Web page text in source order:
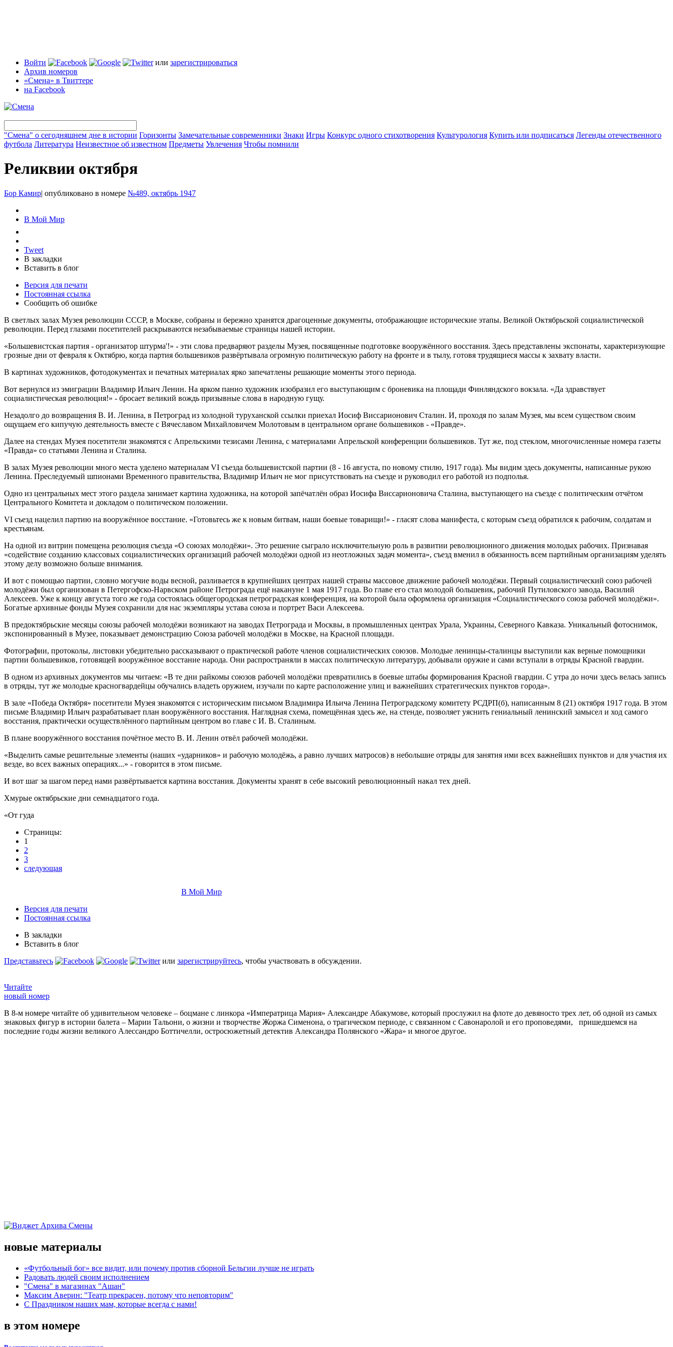
Войти или зарегистрироваться
Архив номеров
«Смена» в Твиттере
на Facebook
"Смена" о сегодняшнем дне в истории Горизонты Замечательные современники Знаки Игры Конкурс одного стихотворения Культурология Купить или подписаться Легенды отечественного
футбола Литература Неизвестное об известном Предметы Увлечения Чтобы помнили
Реликвии октября
Бор Камир| опубликовано в номере №489, октябрь 1947
В Мой Мир
Tweet
В закладки
Вставить в блог
Версия для печати
Постоянная ссылка
Сообщить об ошибке
В светлых залах Музея революции СССР, в Москве, собраны и бережно хранятся драгоценные документы, отображающие исторические этапы. Великой Октябрьской социалистической
революции. Перед глазами посетителей раскрываются незабываемые страницы нашей истории.
«Большевистская партия - организатор штурма'!» - эти слова предваряют разделы Музея, посвященные подготовке вооружённого восстания. Здесь представлены экспонаты, характеризующие
грозные дни от февраля к Октябрю, когда партия большевиков развёртывала огромную политическую работу на фронте и в тылу, готовя трудящиеся массы к захвату власти.
В картинах художников, фотодокументах и печатных материалах ярко запечатлены решающие моменты этого периода.
Вот вернулся из эмиграции Владимир Ильич Ленин. На ярком панно художник изобразил eгo выступающим с броневика на площади Финляндского вокзала. «Да здравствует
социалистическая революция!» - бросает великий вождь призывные слова в народную гущу.
Незадолго до возвращения В. И. Ленина, в Петроград из холодной туруханской ссылки приехал Иосиф Виссарионович Сталин. И, проходя по залам Музея, мы всем существом своим
ощущаем его кипучую деятельность вместе с Вячеславом Михайловичем Молотовым в центральном органе большевиков - «Правде».
Далее на стендах Музея посетители знакомятся с Апрельскими тезисами Ленина, с материалами Апрельской конференции большевиков. Тут же, под стеклом, многочисленные номера газеты
«Правда» со статьями Ленина и Сталина.
В залах Музея революции много места уделено материалам VI съезда большевистской партии (8 - 16 августа, по новому стилю, 1917 года). Мы видим здесь документы, написанные рукою
Ленина. Преследуемый шпионами Временного правительства, Владимир Ильич не мог присутствовать на съезде и руководил его работой из подполья.
Одно из центральных мест этого раздела занимает картина художника, на которой запёчатлён образ Иосифа Виссарионовича Сталина, выступающего на съезде с политическим отчётом
Центрального Комитета и докладом о политическом положении.
VI съезд нацелил партию на вооружённое восстание. «Готовьтесь же к новым битвам, наши боевые товарищи!» - гласят слова манифеста, с которым съезд обратился к рабочим, солдатам и
крестьянам.
На одной из витрин помещена резолюция съезда «О союзах молодёжи». Это решение сыграло исключительную роль в развитии революционного движения молодых рабочих. Признавая
«содействие созданию классовых социалистических организаций рабочей молодёжи одной из неотложных задач момента», съезд вменил в обязанность всем партийным организациям уделять
этому делу возможно больше внимания.
И вот с помощью партии, словно могучие воды весной, разливается в крупнейших центрах нашей страны массовое движение рабочей молодёжи. Первый социалистический союз рабочей
молодёжи был организован в Петергофско-Нарвском районе Петрограда ещё накануне 1 мая 1917 года. Во главе его стал молодой большевик, рабочий Путиловского завода, Василий
Алексеев. Уже к концу августа того же года состоялась общегородская петроградская конференция, на которой была оформлена организация «Социалистического союза рабочей молодёжи».
Богатые архивные фонды Музея сохранили для нас экземпляры устава союза и портрет Васи Алексеева.
В предоктябрьские месяцы союзы рабочей молодёжи возникают на заводах Петрограда и Москвы, в промышленных центрах Урала, Украины, Северного Кавказа. Уникальный фотоснимок,
экспонированный в Музее, показывает демонстрацию Союза рабочей молодёжи в Москве, на Красной площади.
Фотографии, протоколы, листовки убедительно рассказывают о практической работе членов социалистических союзов. Молодые ленинцы-сталинцы выступили как верные помощники
партии большевиков, готовящей вооружённое восстание народа. Они распространяли в массах политическую литературу, добывали оружие и сами вступали в отряды Красной гвардии.
В одном из архивных документов мы читаем: «В те дни райкомы союзов рабочей молодёжи превратились в боевые штабы формирования Красной гвардии. С утра до ночи здесь велась запись
в отряды, тут же молодые красногвардейцы обучались владеть оружием, изучали по карте расположение улиц и важнейших стратегических пунктов города».
В зале «Победа Октября» посетители Музея знакомятся с историческим письмом Владимира Ильича Ленина Петроградскому комитету РСДРП(б), написанным 8 (21) октября 1917 года. В этом
письме Владимир Ильич разрабатывает план вооружённого восстания. Наглядная схема, помещённая здесь же, на стенде, позволяет уяснить гениальный ленинский замысел и ход самого
восстания, практически осуществлённого партийным центром во главе с И. В. Сталиным.
В плане вооружённого восстания почётное место В. И. Ленин отвёл рабочей молодёжи.
«Выделить самые решительные элементы (наших «ударников» и рабочую молодёжь, а равно лучших матросов) в небольшие отряды для занятия ими всех важнейших пунктов и для участия их
везде, во всех важных операциях...» - говорится в этом письме.
И вот шаг за шагом перед нами развёртывается картина восстания. Документы хранят в себе высокий революционный накал тех дней.
Хмурые октябрьские дни семнадцатого года.
«От гуда
Страницы:
1
2
3
следующая
В Мой Мир
Версия для печати
Постоянная ссылка
В закладки
Вставить в блог
Представьтесь
или зарегистрируйтесь, чтобы участвовать в обсуждении.
Читайте
новый номер
В 8-м номере читайте об удивительном человеке – боцмане с линкора «Императрица Мария» Александре Абакумове, который прослужил на флоте до девяносто трех лет, об одной из самых
знаковых фигур в истории балета – Марии Тальони, о жизни и творчестве Жоржа Сименона, о трагическом периоде, с связанном с Савонаролой и его проповедями, пришедшемся на
последние годы жизни великого Алессандро Боттичелли, остросюжетный детектив Александра Полянского «Жара» и многое другое.
новые материалы
«Футбольный бог» все видит, или почему против сборной Бельгии лучше не играть
Радовать людей своим исполнением
"Смена" в магазинах "Ашан"
Максим Аверин: "Театр прекрасен, потому что неповторим"
С Праздником наших мам, которые всегда с нами!
в этом номере